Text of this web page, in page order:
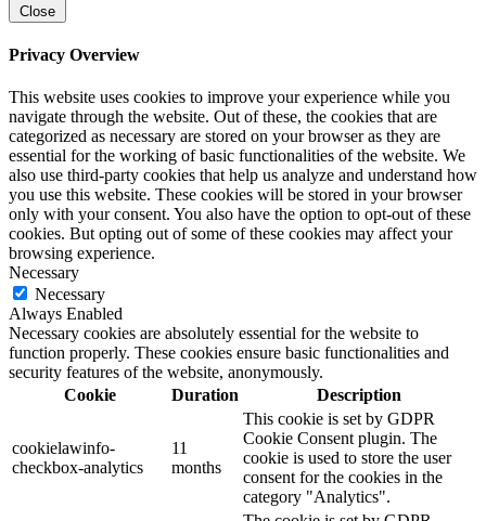
Close
Privacy Overview
This website uses cookies to improve your experience while you
navigate through the website. Out of these, the cookies that are
categorized as necessary are stored on your browser as they are
essential for the working of basic functionalities of the website. We
also use third-party cookies that help us analyze and understand how
you use this website. These cookies will be stored in your browser
only with your consent. You also have the option to opt-out of these
cookies. But opting out of some of these cookies may affect your
browsing experience.
Necessary
Necessary
Always Enabled
Necessary cookies are absolutely essential for the website to
function properly. These cookies ensure basic functionalities and
security features of the website, anonymously.
Cookie
Duration Description
cookielawinfo-
checkbox-analytics
11
months
This cookie is set by GDPR
Cookie Consent plugin. The
cookie is used to store the user
consent for the cookies in the
category "Analytics".